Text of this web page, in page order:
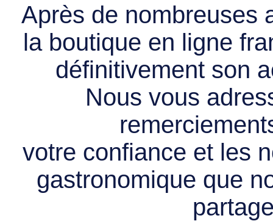
Après de nombreuses
la boutique en ligne
définitivement son
Nous vous
votre confiance et les
gastronomique que